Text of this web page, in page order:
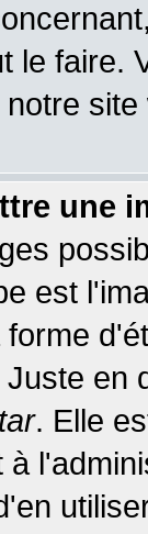
le faire.
site
une
est
en
. Elle